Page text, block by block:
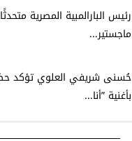
رئيس البارالمبية المصرية
ماجستير...
حُسنى شريفي العلوي تؤكد
بأغنية ”أنا...